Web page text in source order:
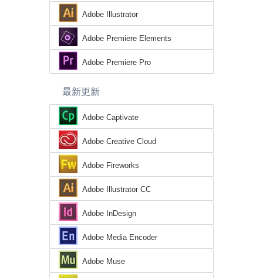
Adobe Illustrator
Adobe Premiere Elements
Adobe Premiere Pro
最新更新
Adobe Captivate
Adobe Creative Cloud
Adobe Fireworks
Adobe Illustrator CC
Adobe InDesign
Adobe Media Encoder
Adobe Muse